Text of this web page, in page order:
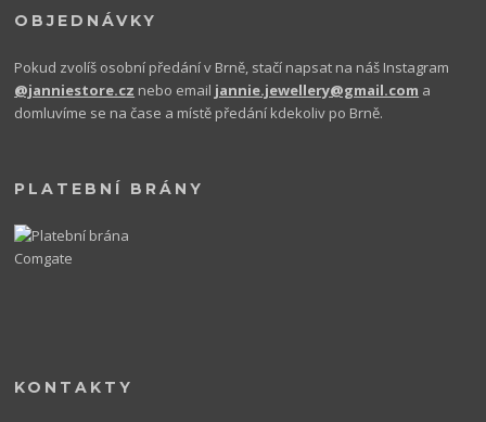
OBJEDNÁVKY
Pokud zvolíš osobní předání v Brně, stačí napsat na náš Instagram
@janniestore.cz nebo email jannie.jewellery@gmail.com a
domluvíme se na čase a místě předání kdekoliv po Brně.
PLATEBNÍ BRÁNY
KONTAKTY